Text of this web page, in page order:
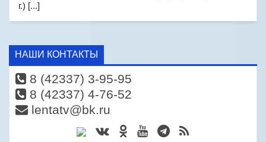
г.) [...]
НАШИ КОНТАКТЫ
8 (42337) 3-95-95
8 (42337) 4-76-52
lentatv@bk.ru